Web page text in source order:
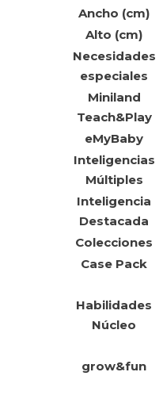
Ancho (cm)
Alto (cm)
Necesidades
especiales
Miniland
Teach&Play
eMyBaby
Inteligencias
Múltiples
Inteligencia
Destacada
Colecciones
Case Pack
Habilidades
Núcleo
grow&fun